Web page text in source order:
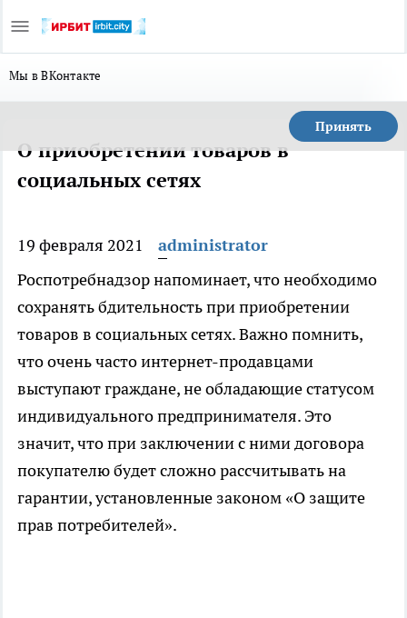
Мы в ВКонтакте
Принять
О приобретении товаров в
социальных сетях
19 февраля 2021
administrator
Роспотребнадзор напоминает, что необходимо
сохранять бдительность при приобретении
товаров в социальных сетях. Важно помнить,
что очень часто интернет-продавцами
выступают граждане, не обладающие статусом
индивидуального предпринимателя. Это
значит, что при заключении с ними договора
покупателю будет сложно рассчитывать на
гарантии, установленные законом «О защите
прав потребителей».